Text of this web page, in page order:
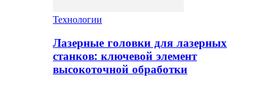
Технологии
Лазерные головки для лазерных
станков: ключевой элемент
высокоточной обработки